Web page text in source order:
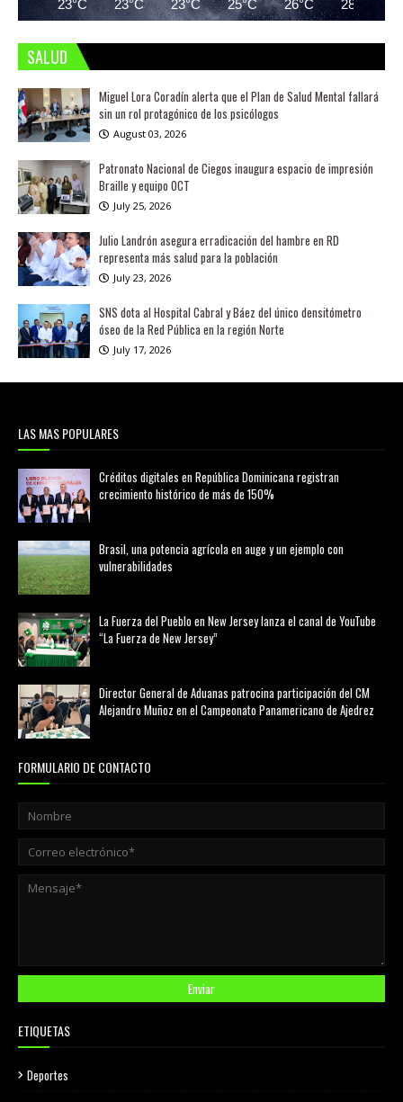
23°C 23°C 23°C 25°C 26°C 28°C
SALUD
Miguel Lora Coradín alerta que el Plan de Salud Mental fallará
sin un rol protagónico de los psicólogos
August 03, 2026
Patronato Nacional de Ciegos inaugura espacio de impresión
Braille y equipo OCT
July 25, 2026
Julio Landrón asegura erradicación del hambre en RD
representa más salud para la población
July 23, 2026
SNS dota al Hospital Cabral y Báez del único densitómetro
óseo de la Red Pública en la región Norte
July 17, 2026
LAS MAS POPULARES
Créditos digitales en República Dominicana registran
crecimiento histórico de más de 150%
Brasil, una potencia agrícola en auge y un ejemplo con
vulnerabilidades
La Fuerza del Pueblo en New Jersey lanza el canal de YouTube
“La Fuerza de New Jersey”
Director General de Aduanas patrocina participación del CM
Alejandro Muñoz en el Campeonato Panamericano de Ajedrez
FORMULARIO DE CONTACTO
ETIQUETAS
Deportes